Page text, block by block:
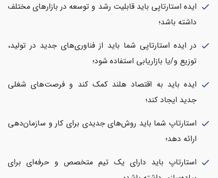
check ایده استارتاپی باید قابلیت رشد و توسعه در بازارهای مختلف
داشته باشد؛
check در ایده استارتاپی شما باید از فناوری‌های جدید در تولید،
توزیع و/یا بازاریابی استفاده شود؛
check ایده باید به اقتصاد هلند کمک کند و فرصت‌های شغلی
جدید ایجاد کند؛
check استارتاپ شما باید روش‌های جدیدی برای کار و سازمان‌دهی
ارائه دهد؛
check استارتاپ باید دارای یک تیم متخصص و حرفه‌ای برای